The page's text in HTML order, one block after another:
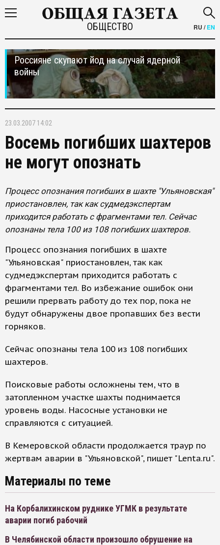
ОБЩЕСТВО RU /EN
Россияне скупают йод на случай ядерной
войны
23.03.2007 14:02
Восемь погибших шахтеров
не могут опознать
Процесс опознания погибших в шахте "Ульяновская"
приостановлен, так как судмедэкспертам
приходится работать с фрагментами тел. Сейчас
опознаны тела 100 из 108 погибших шахтеров.
Процесс опознания погибших в шахте
"Ульяновская" приостановлен, так как
судмедэкспертам приходится работать с
фрагментами тел. Во избежание ошибок они
решили прервать работу до тех пор, пока не
будут обнаружены двое пропавших без вести
горняков.
Сейчас опознаны тела 100 из 108 погибших
шахтеров.
Поисковые работы осложнены тем, что в
затопленном участке шахты поднимается
уровень воды. Насосные установки не
справляются с ситуацией.
В Кемеровской области продолжается траур по
жертвам аварии в "Ульяновской", пишет "Lenta.ru".
Материалы по теме
На Корбалихинском руднике УГМК в результате
аварии погиб рабочий
В Челябинской области произошло обрушение на